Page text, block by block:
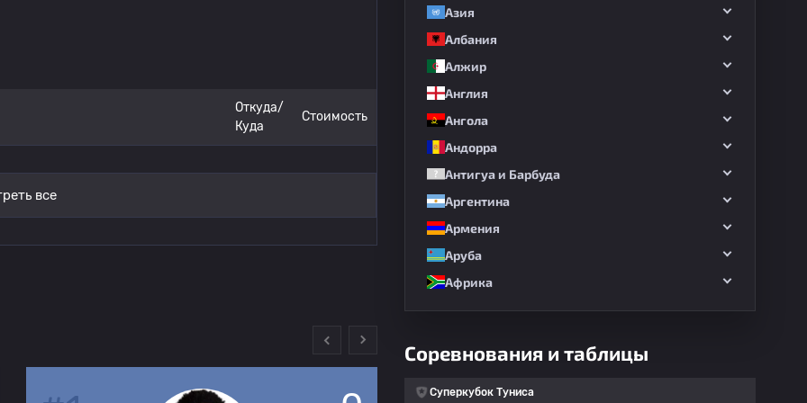
ЕС Тунис 0
Откуда/
Куда
Стоимость
все
Азия
Албания
Алжир
Англия
Ангола
Андорра
Антигуа и Барбуда
Аргентина
Армения
Аруба
Африка
Соревнования и таблицы
Суперкубок Туниса